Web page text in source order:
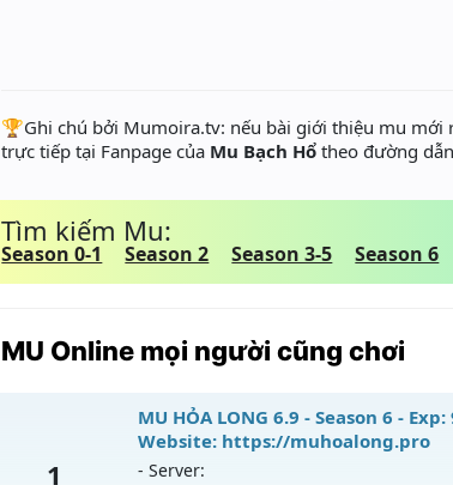
️🏆Ghi chú bởi Mumoira.tv: nếu bài giới thiệu mu mới
trực tiếp tại Fanpage của Mu Bạch Hổtheo đường
Tìm kiếm Mu:
Season 0-1 Season 2 Season 3-5 Season 6
MU Online mọi người cũng chơi
1
MU HỎA LONG 6.9 - Season 6 -
Website: https://muhoalong.pro
- Server: